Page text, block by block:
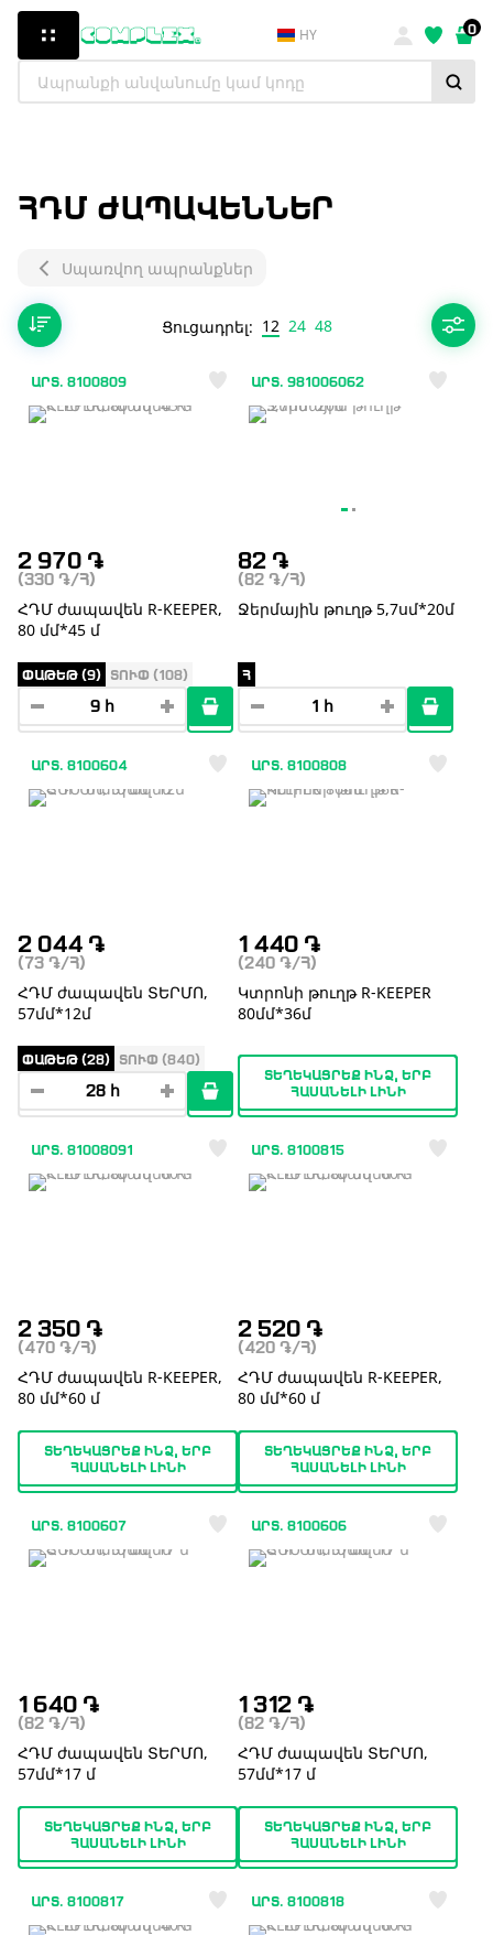
HY 0
ՀԴՄ ԺԱՊԱՎԵՆՆԵՐ
Սպառվող ապրանքներ
Ցուցադրել: 12 24 48
ԱՐՏ. 8100809
2 970 ֏
(330 ֏ /Հ)
ՀԴՄ ժապավեն R-KEEPER,
80 մմ*45 մ
ՓԱԹԵԹ (9) ՏՈՒՓ (108)
ԱՐՏ. 981006062
82 ֏
(82 ֏ /Հ)
Ջերմային թուղթ 5,7սմ*20մ
Հ
ԱՐՏ. 8100604
2 044 ֏
(73 ֏ /Հ)
ՀԴՄ ժապավեն ՏԵՐՄՈ,
57մմ*12մ
ՓԱԹԵԹ (28) ՏՈՒՓ (840)
ԱՐՏ. 8100808
1 440 ֏
(240 ֏ /Հ)
Կտրոնի թուղթ R-KEEPER
80մմ*36մ
ՏԵՂԵԿԱՑՐԵՔ ԻՆՁ, ԵՐԲ
ՀԱՍԱՆԵԼԻ ԼԻՆԻ
ԱՐՏ. 81008091
2 350 ֏
(470 ֏ /Հ)
ՀԴՄ ժապավեն R-KEEPER,
80 մմ*60 մ
ՏԵՂԵԿԱՑՐԵՔ ԻՆՁ, ԵՐԲ
ՀԱՍԱՆԵԼԻ ԼԻՆԻ
ԱՐՏ. 8100815
2 520 ֏
(420 ֏ /Հ)
ՀԴՄ ժապավեն R-KEEPER,
80 մմ*60 մ
ՏԵՂԵԿԱՑՐԵՔ ԻՆՁ, ԵՐԲ
ՀԱՍԱՆԵԼԻ ԼԻՆԻ
ԱՐՏ. 8100607
1 640 ֏
(82 ֏ /Հ)
ՀԴՄ ժապավեն ՏԵՐՄՈ,
57մմ*17 մ
ՏԵՂԵԿԱՑՐԵՔ ԻՆՁ, ԵՐԲ
ՀԱՍԱՆԵԼԻ ԼԻՆԻ
ԱՐՏ. 8100606
1 312 ֏
(82 ֏ /Հ)
ՀԴՄ ժապավեն ՏԵՐՄՈ,
57մմ*17 մ
ՏԵՂԵԿԱՑՐԵՔ ԻՆՁ, ԵՐԲ
ՀԱՍԱՆԵԼԻ ԼԻՆԻ
ԱՐՏ. 8100817 ԱՐՏ. 8100818